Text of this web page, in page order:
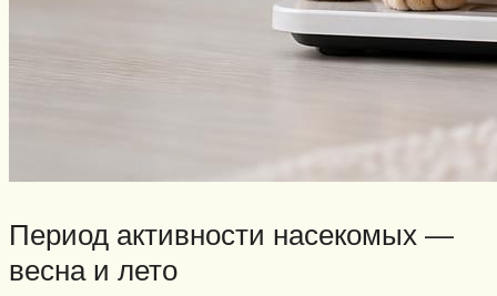
Период активности насекомых —
весна и лето